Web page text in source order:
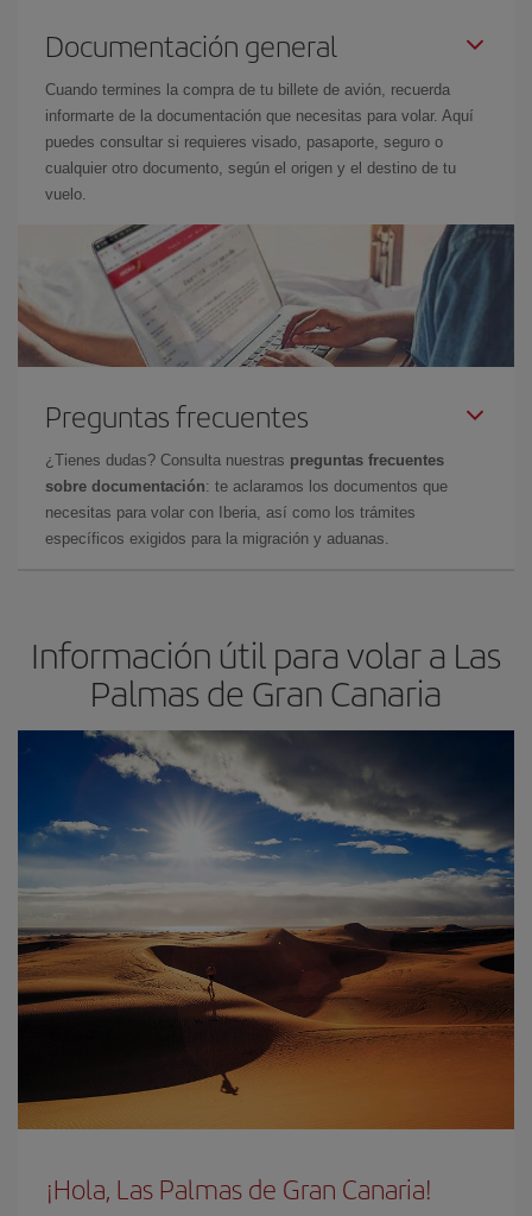
Documentación general
Cuando termines la compra de tu billete de avión, recuerda
informarte de la documentación que necesitas para volar. Aquí
puedes consultar si requieres visado, pasaporte, seguro o
cualquier otro documento, según el origen y el destino de tu
vuelo.
Preguntas frecuentes
¿Tienes dudas? Consulta nuestras preguntas frecuentes
sobre documentación: te aclaramos los documentos que
necesitas para volar con Iberia, así como los trámites
específicos exigidos para la migración y aduanas.
Información útil para volar a Las
Palmas de Gran Canaria
¡Hola, Las Palmas de Gran Canaria!